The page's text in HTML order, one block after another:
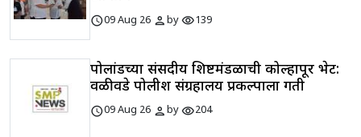
schedule09 Aug 26 personbyvisibility139
पोलांडच्या संसदीय शिष्टमंडळाची कोल्हापूर भेट:
वळीवडे पोलीश संग्रहालय प्रकल्पाला गती
schedule09 Aug 26 personbyvisibility204